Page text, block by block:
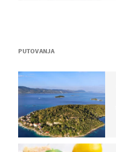
PUTOVANJA